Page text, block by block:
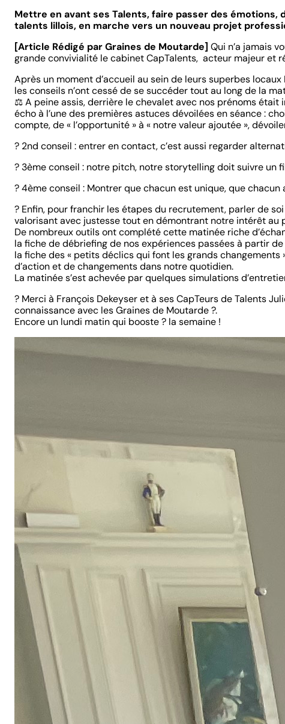
Mettre en avant ses Talents, faire passer des
talents lillois, en marche vers un nouveau projet
[Article Rédigé par Graines de Moutarde] Qui n’a jamais
grande convivialité le cabinet CapTalents, acteur majeur et
Après un moment d’accueil au sein de leurs superbes
les conseils n’ont cessé de se succéder tout au long de la
⚖ A peine assis, derrière le chevalet avec nos prénoms
écho à l’une des premières astuces dévoilées en séance :
compte, de « l’opportunité » à « notre valeur ajoutée »,
? 2nd conseil : entrer en contact, c’est aussi regarder
? 3ème conseil : notre pitch, notre storytelling doit suivre un
? 4ème conseil : Montrer que chacun est unique, que
? Enfin, pour franchir les étapes du recrutement, parler de
valorisant avec justesse tout en démontrant notre intérêt au
De nombreux outils ont complété cette matinée riche
la fiche de débriefing de nos expériences passées à partir de
la fiche des « petits déclics qui font les grands
d’action et de changements dans notre quotidien.
La matinée s’est achevée par quelques simulations
? Merci à François Dekeyser et à ses CapTeurs de Talents
connaissance avec les Graines de Moutarde ?.
Encore un lundi matin qui booste ? la semaine !